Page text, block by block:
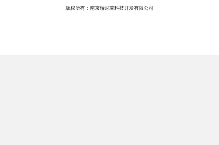
版权所有：南京瑞尼克科技开发有限公司